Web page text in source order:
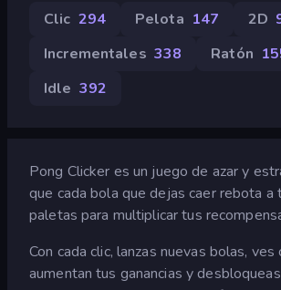
Clic 294 Pelota 147 2D
Incrementales 338 Ratón
Idle 392
Pong Clicker es un juego de azar y
que cada bola que dejas caer rebota a
paletas para multiplicar tus
Con cada clic, lanzas nuevas bolas, ves
aumentan tus ganancias y